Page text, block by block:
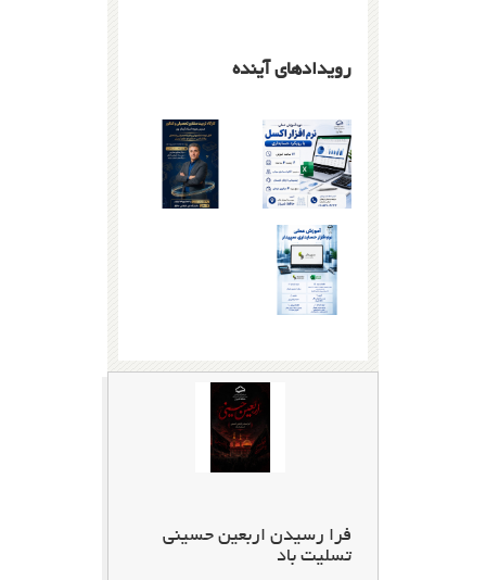
رویدادهای آینده
فرا رسیدن اربعین حسینی
تسلیت باد